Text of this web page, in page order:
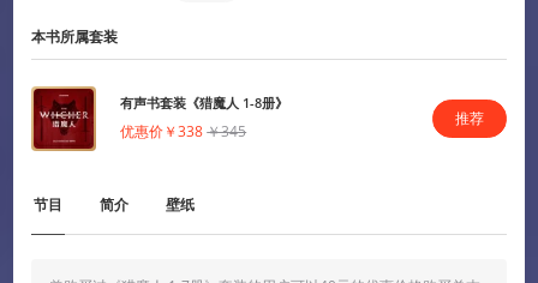
营业执照
增值电信业务经营许可证 京B2-20191060
京ICP备17068232号-1
网络文化经营许可证京网文[2024]1733-082号
本书所属套装
有声书套装《猎魔人 1-8册》
优惠价￥338￥345
推荐
节目 简介 壁纸